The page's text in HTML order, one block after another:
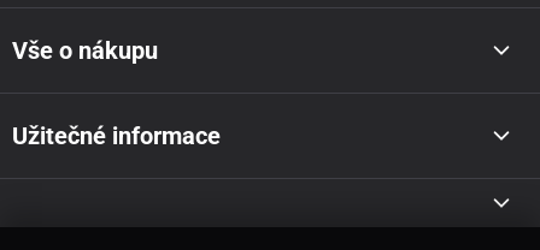
Vše o nákupu
Užitečné informace